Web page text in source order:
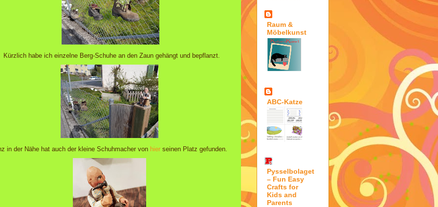
habe ich einzelne Berg-Schuhe an den Zaun gehängt und bepflanzt.
in der Nähe hat auch der kleine Schuhmacher von hier seinen Platz gefunden.
Raum &
Möbelkunst
ABC-Katze
Pysselbolaget
– Fun Easy
Crafts for
Kids and
Parents